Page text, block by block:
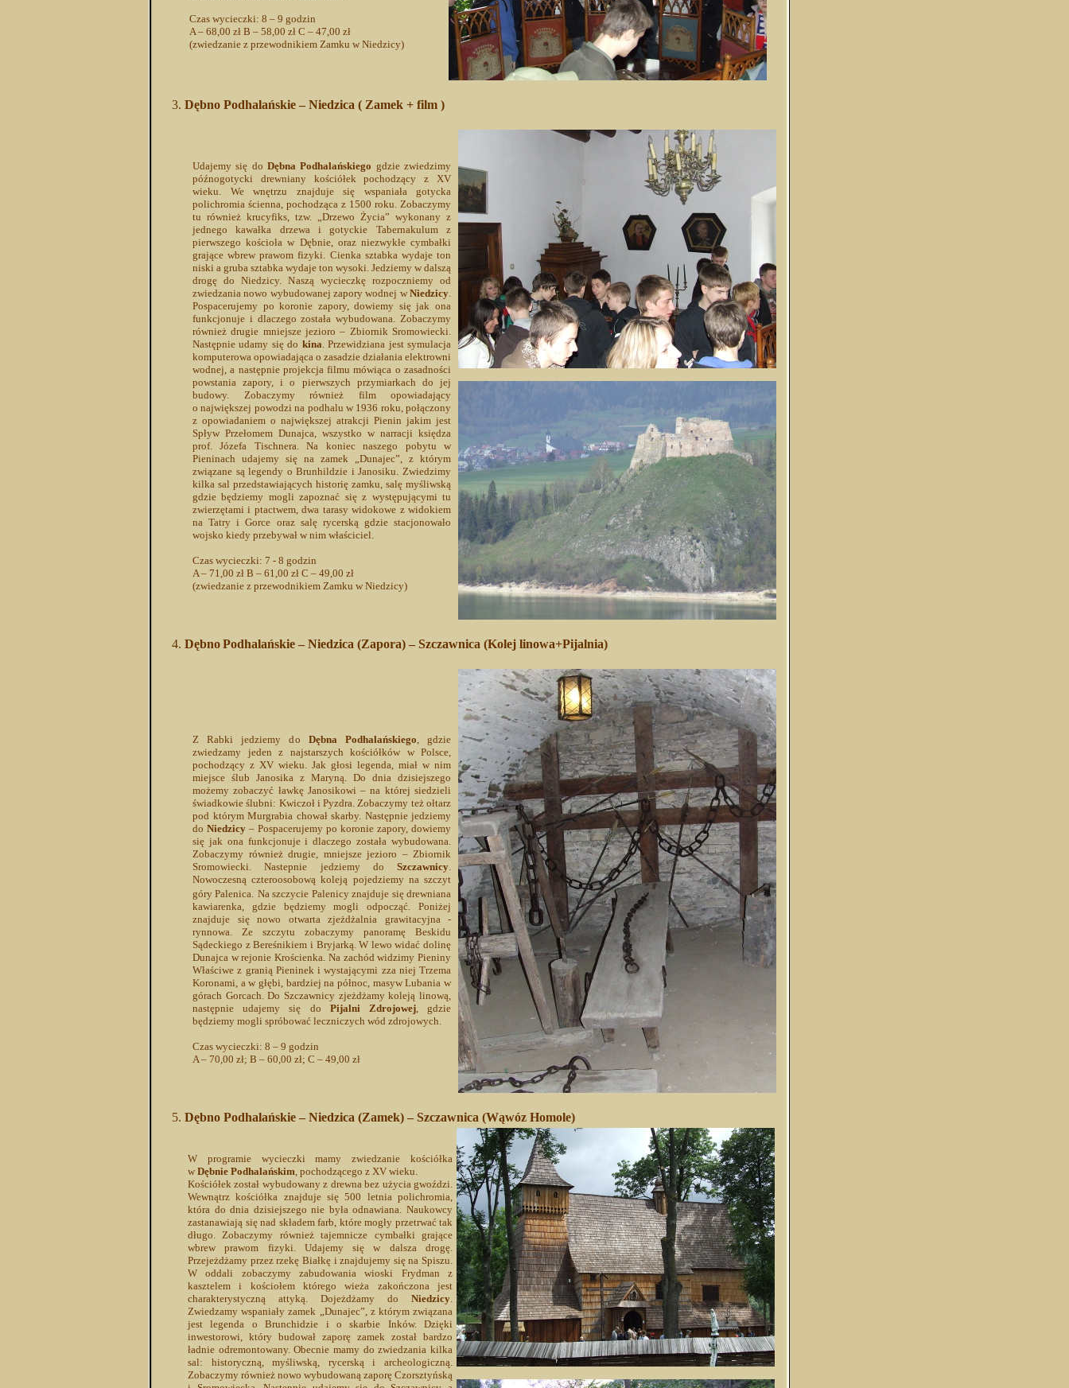
Czas wycieczki: 8 – 9 godzin
A – 68,00 zł B – 58,00 zł C – 47,00 zł
(zwiedzanie z przewodnikiem Zamku w Niedzicy)
Dębno Podhalańskie – Niedzica ( Zamek + film )
Udajemy się do Dębna Podhalańskiego gdzie zwiedzimy
późnogotycki drewniany kościółek pochodzący z XV
wieku. We wnętrzu znajduje się wspaniała gotycka
polichromia ścienna, pochodząca z 1500 roku. Zobaczymy
tu również krucyfiks, tzw. „Drzewo Życia” wykonany z
jednego kawałka drzewa i gotyckie Tabernakulum z
pierwszego kościoła w Dębnie, oraz niezwykłe cymbałki
grające wbrew prawom fizyki. Cienka sztabka wydaje ton
niski a gruba sztabka wydaje ton wysoki. Jedziemy w dalszą
drogę do Niedzicy. Naszą wycieczkę rozpoczniemy od
zwiedzania nowo wybudowanej zapory wodnej w Niedzicy.
Pospacerujemy po koronie zapory, dowiemy się jak ona
funkcjonuje i dlaczego została wybudowana. Zobaczymy
również drugie mniejsze jezioro – Zbiornik Sromowiecki.
Następnieudamy się do kina. Przewidziana jest symulacja
komputerowa opowiadająca o zasadzie działania elektrowni
wodnej, a następnie projekcja filmu mówiąca o zasadności
powstania zapory, i o pierwszych przymiarkach do jej
budowy. Zobaczymy również film opowiadający
o największej powodzi na podhalu w 1936 roku, połączony
z opowiadaniem o największej atrakcji Pienin jakim jest
Spływ Przełomem Dunajca, wszystko w narracji księdza
prof. Józefa Tischnera. Na koniec naszego pobytu w
Pieninach udajemy się na zamek „Dunajec”, z którym
związane są legendy o Brunhildzie i Janosiku. Zwiedzimy
kilka sal przedstawiających historię zamku, salę myśliwską
gdzie będziemy mogli zapoznać się z występującymi tu
zwierzętami i ptactwem, dwa tarasy widokowe z widokiem
na Tatry i Gorce oraz salę rycerską gdzie stacjonowało
wojsko kiedy przebywał w nim właściciel.
Czas wycieczki: 7 - 8 godzin
A – 71,00 zł B – 61,00 zł C – 49,00 zł
(zwiedzanie z przewodnikiem Zamku w Niedzicy)
DębnoPodhalańskie – Niedzica (Zapora) – Szczawnica (Kolej linowa+Pijalnia)
Z Rabki jedziemy do Dębna Podhalańskiego, gdzie
zwiedzamy jeden z najstarszych kościółków w Polsce,
pochodzący z XV wieku. Jak głosi legenda, miał w nim
miejsce ślub Janosika z Maryną. Do dnia dzisiejszego
możemy zobaczyć ławkę Janosikowi – na której siedzieli
świadkowie ślubni: Kwiczoł i Pyzdra. Zobaczymy też ołtarz
pod którym Murgrabia chował skarby. Następnie jedziemy
do Niedzicy – Pospacerujemy po koronie zapory, dowiemy
się jak ona funkcjonuje i dlaczego została wybudowana.
Zobaczymy również drugie, mniejsze jezioro – Zbiornik
Sromowiecki. Nastepnie jedziemy do Szczawnicy.
Nowoczesną czteroosobową koleją pojedziemy na szczyt
góry Palenica. Na szczycie Palenicy znajduje się drewniana
kawiarenka, gdzie będziemy mogli odpocząć. Poniżej
znajduje się nowo otwarta zjeżdżalnia grawitacyjna -
rynnowa. Ze szczytu zobaczymy panoramę Beskidu
Sądeckiego z Bereśnikiem i Bryjarką. W lewo widać dolinę
Dunajca w rejonie Krościenka. Na zachód widzimy Pieniny
Właściwe z granią Pieninek i wystającymi zza niej Trzema
Koronami, a w głębi, bardziej na północ, masyw Lubania w
górach Gorcach. Do Szczawnicy zjeżdżamy koleją linową,
następnie udajemy się do Pijalni Zdrojowej, gdzie
będziemy mogli spróbować leczniczych wód zdrojowych.
Czas wycieczki: 8 – 9 godzin
A – 70,00 zł; B – 60,00 zł; C – 49,00 zł
Dębno Podhalańskie – Niedzica (Zamek) – Szczawnica (Wąwóz Homole)
W programie wycieczki mamy zwiedzanie kościółka
w Dębnie Podhalańskim, pochodzącego z XV wieku.
Kościółek został wybudowany z drewna bez użycia gwoździ.
Wewnątrz kościółka znajduje się 500 letnia polichromia,
która do dnia dzisiejszego nie była odnawiana. Naukowcy
zastanawiają się nad składem farb, które mogły przetrwać tak
długo. Zobaczymy również tajemnicze cymbałki grające
wbrew prawom fizyki. Udajemy się w dalsza drogę.
Przejeżdżamy przez rzekę Białkę i znajdujemy się na Spiszu.
W oddali zobaczymy zabudowania wioski Frydman z
kasztelem i kościołem którego wieża zakończona jest
charakterystyczną attyką. Dojeżdżamy do Niedzicy.
Zwiedzamy wspaniały zamek „Dunajec”, z którym związana
jest legenda o Brunchidzie i o skarbie Inków. Dzięki
inwestorowi, który budował zaporę zamek został bardzo
ładnie odremontowany. Obecnie mamy do zwiedzania kilka
sal: historyczną, myśliwską, rycerską i archeologiczną.
Zobaczymy również nowo wybudowaną zaporę Czorsztyńską